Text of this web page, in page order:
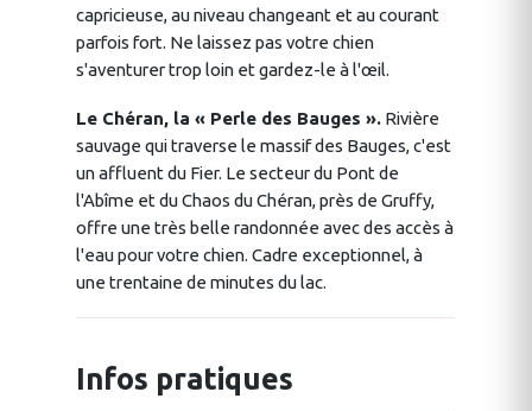
capricieuse, au niveau changeant et au courant
parfois fort. Ne laissez pas votre chien
s'aventurer trop loin et gardez-le à l'œil.
Le Chéran, la « Perle des Bauges ». Rivière
sauvage qui traverse le massif des Bauges, c'est
un affluent du Fier. Le secteur du Pont de
l'Abîme et du Chaos du Chéran, près de Gruffy,
offre une très belle randonnée avec des accès à
l'eau pour votre chien. Cadre exceptionnel, à
une trentaine de minutes du lac.
Infos pratiques